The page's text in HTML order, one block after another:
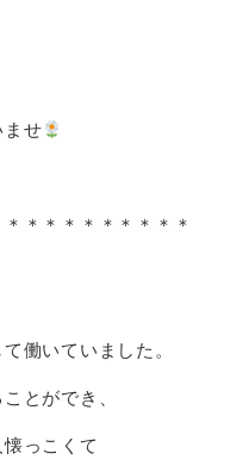
ませ
＊＊＊＊＊＊＊＊＊
働いていました。
とができ、
っこくて